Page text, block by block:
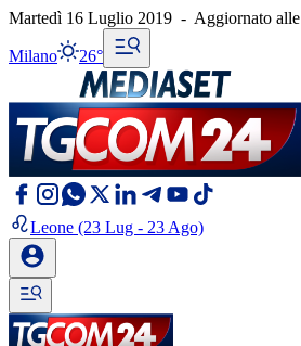
Martedì 16 Luglio 2019 - Aggiornato alle
Milano 26°
Leone (23 Lug - 23 Ago)